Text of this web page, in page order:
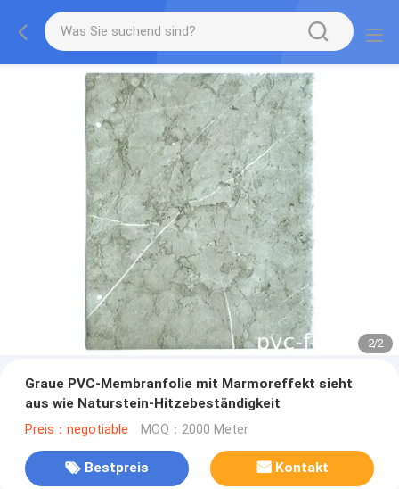
2/2
Graue PVC-Membranfolie mit Marmoreffekt sieht
aus wie Naturstein-Hitzebeständigkeit
Preis：negotiable MOQ：2000 Meter
Bestpreis Kontakt